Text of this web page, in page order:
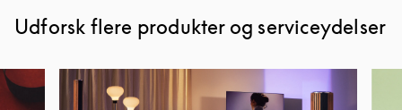
Udforsk flere produkter og serviceydelser